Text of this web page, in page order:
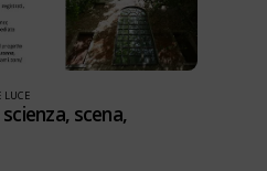
LUCE
scena,